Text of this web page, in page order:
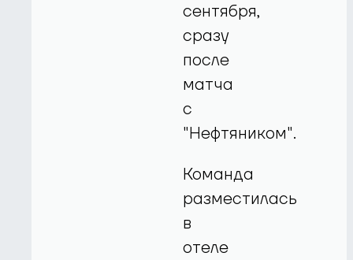
сентября,
сразу
после
матча
с
"Нефтяником".
Команда
разместилась
в
отеле